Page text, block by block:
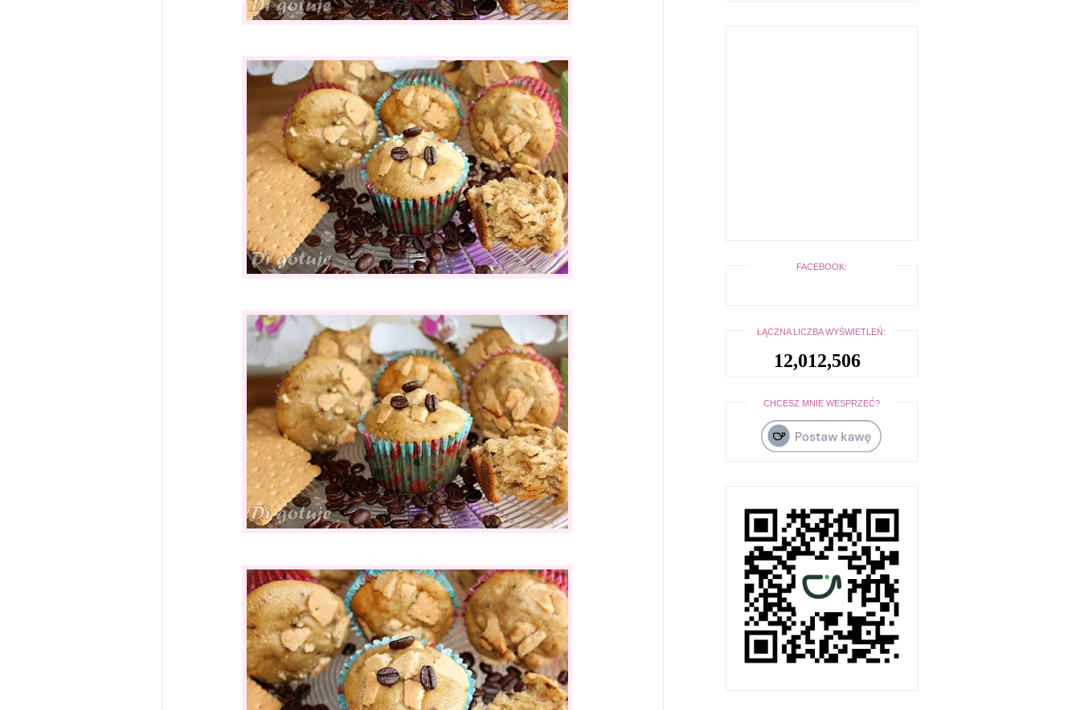
FACEBOOK:
ŁĄCZNA LICZBA WYŚWIETLEŃ:
12,012,506
CHCESZ MNIE WESPRZEĆ?